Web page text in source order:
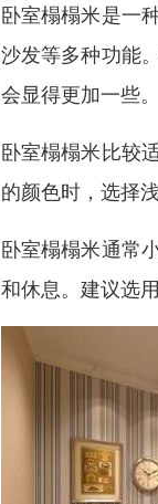
卧室榻榻米是一
沙发等多种功能
会显得更加一些。
卧室榻榻米比较
的颜色时，选择
卧室榻榻米通常
和休息。建议选